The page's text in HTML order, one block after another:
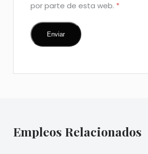
por parte de esta web. *
Empleos Relacionados